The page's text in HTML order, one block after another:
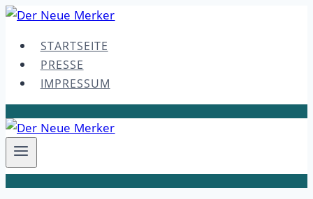
Skip
contentSTARTSEITE
PRESSE
IMPRESSUM